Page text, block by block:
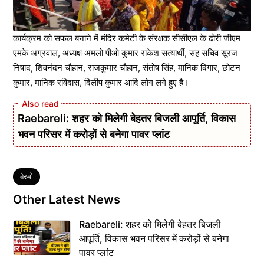
कार्यक्रम को सफल बनाने में मंदिर कमेटी के संरक्षक सीसीएल के ढोरी जीएम
एमके अग्रवाल, अध्यक्ष अमलो पीओ कुमार राकेश सत्यार्थी, सह सचिव सूरज
निषाद, शिवनंदन चौहान, राजकुमार चौहान, संतोष सिंह, मानिक दिगार, छोटन
कुमार, मानिक रविदास, दिलीप कुमार आदि लोग लगे हुए है।
Raebareli: शहर को मिलेगी बेहतर बिजली आपूर्ति, विकास
भवन परिसर में करोड़ों से बनेगा पावर प्लांट
Tags
बेरमो
Other Latest News
Raebareli: शहर को मिलेगी बेहतर बिजली
आपूर्ति, विकास भवन परिसर में करोड़ों से बनेगा
पावर प्लांट